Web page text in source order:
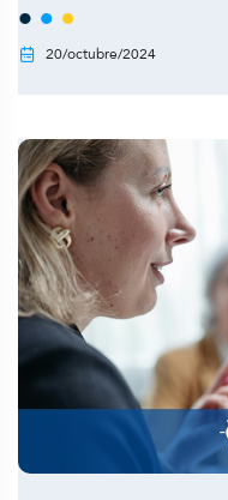
20/octubre/2024